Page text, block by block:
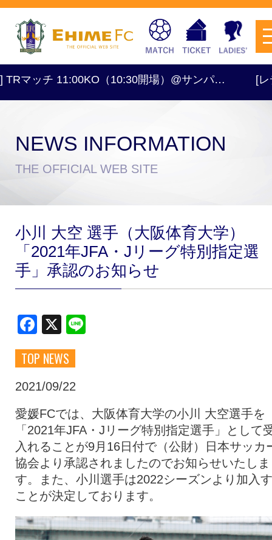
試合日程・結果 アクセス
クラブ・会社情報 レディース
ファンクラブ
チケットを購入
トップチーム アカデミー
スポンサー グッズ
特設ページ
ッチ 11:00KO（10:30開場）@サンパ… [レディ
NEWS INFORMATION
THE OFFICIAL WEB SITE
小川 大空 選手（大阪体育大学）
「2021年JFA・Jリーグ特別指定選
手」承認のお知らせ
Facebook
X
TOP NEWS
2021/09/22
愛媛FCでは、大阪体育大学の小川 大空選手を
「2021年JFA・Jリーグ特別指定選手」として
入れることが9月16日付で（公財）日本サッカ
協会より承認されましたのでお知らせいたしま
す。また、小川選手は2022シーズンより加入
ことが決定しております。